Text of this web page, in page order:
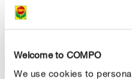
Welcome to COMPO
We use cookies to
samymi problemami,
mieszanki nasion. Istnieją
susze, mech, cień lub